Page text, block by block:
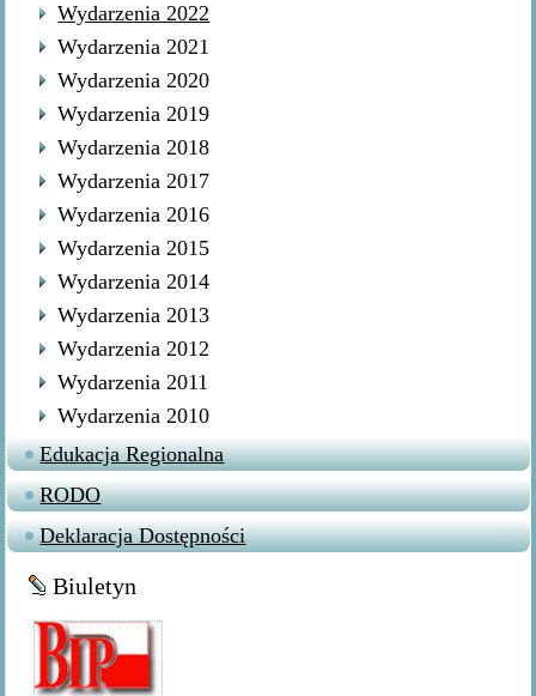
Wydarzenia 2022
Wydarzenia 2021
Wydarzenia 2020
Wydarzenia 2019
Wydarzenia 2018
Wydarzenia 2017
Wydarzenia 2016
Wydarzenia 2015
Wydarzenia 2014
Wydarzenia 2013
Wydarzenia 2012
Wydarzenia 2011
Wydarzenia 2010
Edukacja Regionalna
RODO
Deklaracja Dostępności
Biuletyn